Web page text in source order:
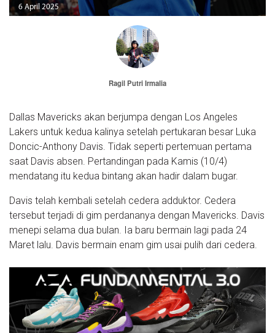
6 April 2025
Ragil Putri Irmalia
Dallas Mavericks akan berjumpa dengan Los Angeles
Lakers untuk kedua kalinya setelah pertukaran besar Luka
Doncic-Anthony Davis. Tidak seperti pertemuan pertama
saat Davis absen. Pertandingan pada Kamis (10/4)
mendatang itu kedua bintang akan hadir dalam bugar.
Davis telah kembali setelah cedera adduktor. Cedera
tersebut terjadi di gim perdananya dengan Mavericks. Davis
menepi selama dua bulan. Ia baru bermain lagi pada 24
Maret lalu. Davis bermain enam gim usai pulih dari cedera.